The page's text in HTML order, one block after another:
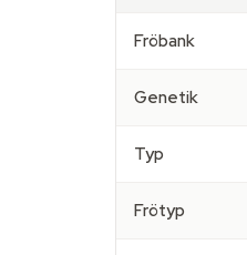
Fröbank
Genetik
Typ
Frötyp